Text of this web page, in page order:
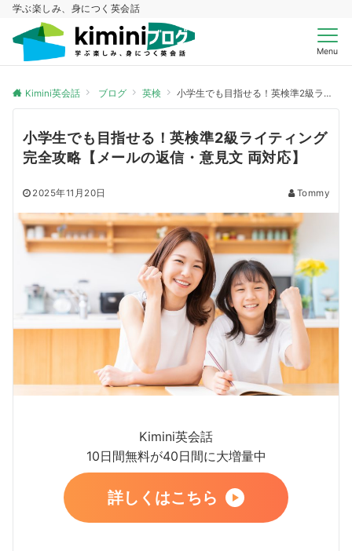
学ぶ楽しみ、身につく英会話
Menu
Kimini英会話 ブログ 英検 小学生でも目指せる！英検準2級ライティング完全攻略【メールの返信・意見文 両対応】
小学生でも目指せる！英検準2級ライティング
完全攻略【メールの返信・意見文 両対応】
2025年11月20日 Tommy
Kimini英会話
10日間無料が40日間に大増量中
詳しくはこちら